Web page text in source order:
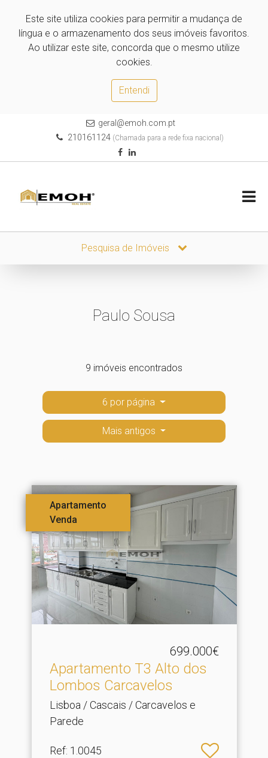
Este site utiliza cookies para permitir a mudança de
língua e o armazenamento dos seus imóveis favoritos.
Ao utilizar este site, concorda que o mesmo utilize
cookies.
Entendi
geral@emoh.com.pt
210161124(Chamada para a rede fixa nacional)
Pesquisa de Imóveis
Paulo Sousa
9 imóveis encontrados
6 por página
Mais antigos
Apartamento
Venda
699.000€
Apartamento T3 Alto dos
Lombos Carcavelos
Lisboa / Cascais / Carcavelos e
Parede
Ref: 1.0045